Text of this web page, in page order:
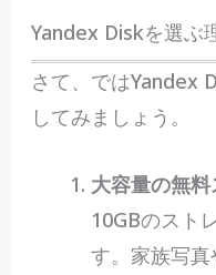
Yandex Diskを選ぶ
さて、ではYandex
してみましょう。
大容量の無
10GBのスト
す。家族写真